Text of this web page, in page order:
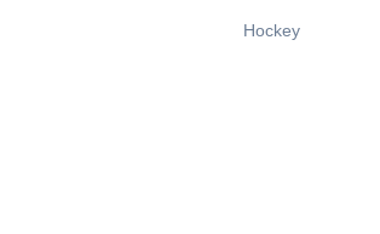
Hockey